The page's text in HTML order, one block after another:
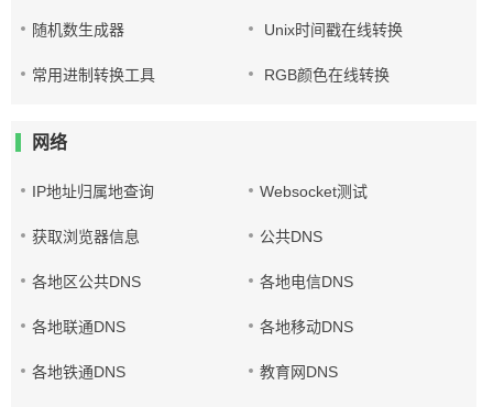
随机数生成器 Unix时间戳在线转换
常用进制转换工具 RGB颜色在线转换
网络
IP地址归属地查询 Websocket测试
获取浏览器信息 公共DNS
各地区公共DNS 各地电信DNS
各地联通DNS 各地移动DNS
各地铁通DNS 教育网DNS